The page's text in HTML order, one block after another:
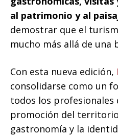
al patrimonio y al
demostrar que el
mucho más allá de una
Con esta nueva edición,
consolidarse como un
todos los profesionales
promoción del
gastronomía y la